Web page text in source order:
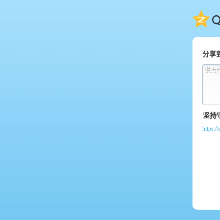
QQ
分享
说点
https://